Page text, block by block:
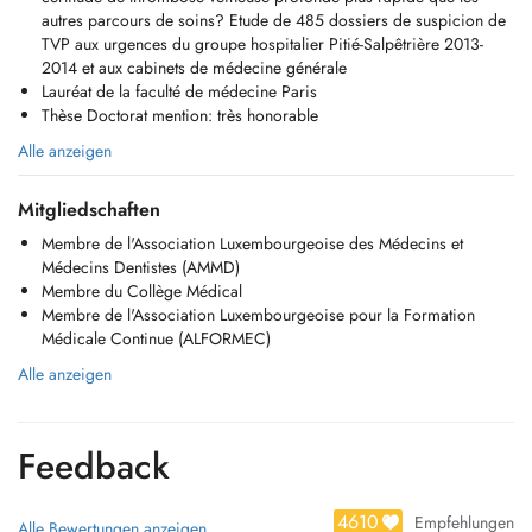
Approbation als Arzt in Berlin
TRAVAUX SCIENTIFIQUES et PUBLICATIONS:
Thèse et Mémoire du Doctorat en Médecine: Léchographie au cabinet
de médecine générale, permet-elle un diagnostic de certitude de
soins? Étude de 485 dossiers de suspicion de TVP aux urgences du
groupe hospitalier Pitié-Salpêtrière 2013-2014 et aux cabinets de
médecine générale
Lauréat de la faculté de médecine Paris
Thèse Doctorat mention: très honorable, médaille de Bronze
Finaliste du prix de thèse de médecine générale, Ile de France 2016
Maîtrise en Imagerie biomédicale générale
Maîtrise en Méthodologie en recherche Clinique
Membre du Collège Médical
autres parcours de soins? Etude de 485 dossiers de suspicion de
TVP aux urgences du groupe hospitalier Pitié-Salpêtrière 2013-
2014 et aux cabinets de médecine générale
Lauréat de la faculté de médecine Paris
Thèse Doctorat mention: très honorable
Alle anzeigen
Mitgliedschaften
Membre de l'Association Luxembourgeoise des Médecins et
Médecins Dentistes (AMMD)
Membre du Collège Médical
Membre de l'Association Luxembourgeoise pour la Formation
Médicale Continue (ALFORMEC)
Alle anzeigen
Feedback
4610 Empfehlungen